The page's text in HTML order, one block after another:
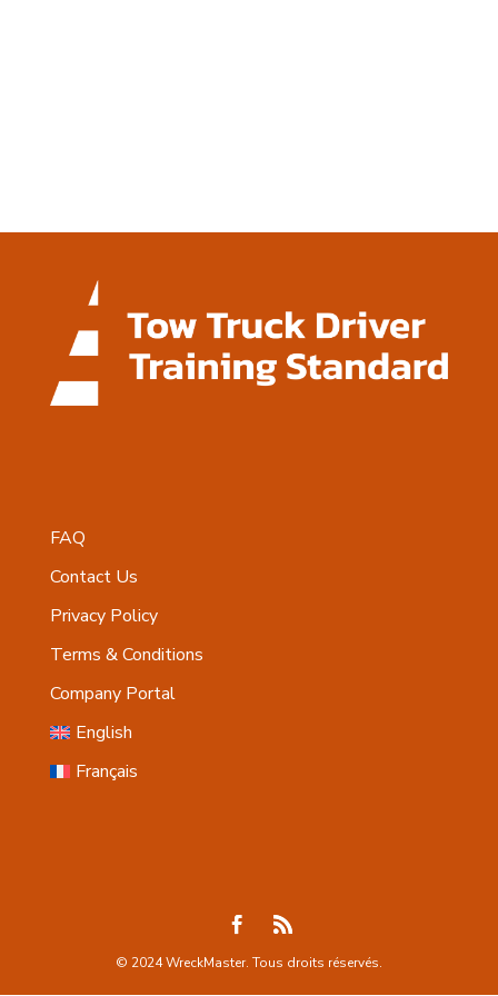
FAQ
Contact Us
Privacy Policy
Terms & Conditions
Company Portal
English
Français
© 2024 WreckMaster. Tous droits réservés.